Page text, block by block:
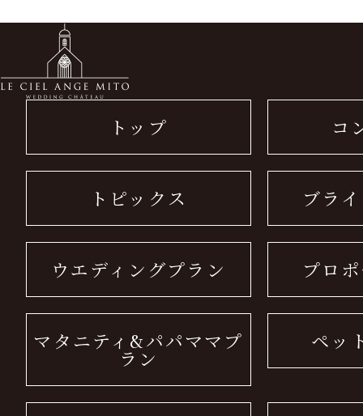
トップ コ
トピックス ブラ
ウエディングプラン プロ
マタニティ&パパママプ
ラン
ペッ